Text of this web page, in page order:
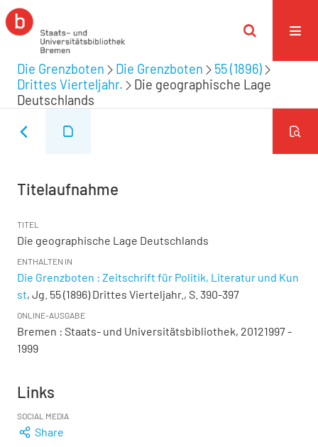
Die Grenzboten Die Grenzboten
55 (1896)
Drittes Vierteljahr.
Die geographische Lage
Deutschlands
Titelaufnahme
TITEL
Die geographische Lage Deutschlands
ENTHALTEN IN
Die Grenzboten : Zeitschrift für Politik, Literatur und Kun
st, Jg. 55 (1896) Drittes Vierteljahr., S. 390-397
ONLINE-AUSGABE
Bremen : Staats- und Universitätsbibliothek, 20121997 -
1999
Links
SOCIAL MEDIA
Share